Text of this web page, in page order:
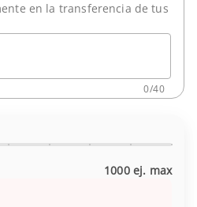
en la transferencia de tus
0/40
1000 ej. max